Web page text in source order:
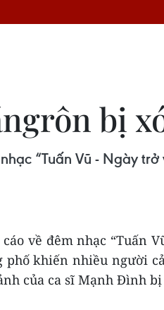
bị
“Tuấn Vũ - Ngày
về đêm nhạc “Tuấn
phố khiến nhiều người
của ca sĩ Mạnh Đình